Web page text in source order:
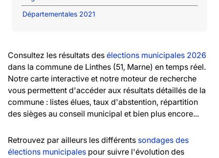
Départementales 2021
Consultez les résultats des élections municipales 2026
dans la commune de Linthes (51, Marne) en temps réel.
Notre carte interactive et notre moteur de recherche
vous permettent d'accéder aux résultats détaillés de la
commune : listes élues, taux d'abstention, répartition
des sièges au conseil municipal et bien plus encore...
Retrouvez par ailleurs les différents sondages des
élections municipales pour suivre l'évolution des